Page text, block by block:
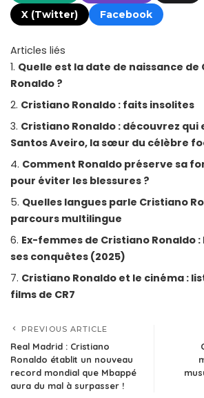
X (Twitter)
Facebook
Articles liés
Quelle est la date de naissance de
Ronaldo ?
Cristiano Ronaldo : faits insolites
Cristiano Ronaldo : découvrez qui
Santos Aveiro, la sœur du célèbre
Comment Ronaldo préserve sa
pour éviter les blessures ?
Quelles langues parle Cristiano
parcours multilingue
Ex-femmes de Cristiano Ronaldo
ses conquêtes (2025)
Cristiano Ronaldo et le cinéma :
films de CR7
PREVIOUS ARTICLE
Real Madrid : Cristiano
Ronaldo établit un nouveau
record mondial que Mbappé
aura du mal à surpasser !